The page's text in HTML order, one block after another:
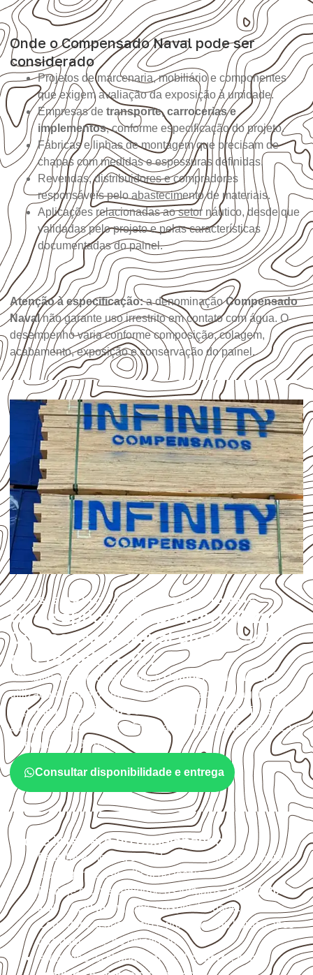
Onde o Compensado Naval pode ser
considerado
Projetos de marcenaria, mobiliário e componentes
que exigem avaliação da exposição à umidade.
Empresas de transporte, carrocerias e
implementos, conforme especificação do projeto.
Fábricas e linhas de montagem que precisam de
chapas com medidas e espessuras definidas.
Revendas, distribuidores e compradores
responsáveis pelo abastecimento de materiais.
Aplicações relacionadas ao setor náutico, desde que
validadas pelo projeto e pelas características
documentadas do painel.
Atenção à especificação:a denominaçãoCompensado
Navalnão garante uso irrestrito em contato com água. O
desempenho varia conforme composição, colagem,
acabamento, exposição e conservação do painel.
USOS E APLICAÇÕES PROFISSIONAIS
Quais aplicações podem utilizar
Compensado Naval em São João
da Fronteira – PI?
Em aplicações profissionais, oCompensado Navalé
utilizado quando o projeto exige atenção à colagem, à
exposição à umidade e à estabilidade dimensional . A
adequação deve ser confirmada conforme a ficha técnica e
as condições de uso.
Consultar disponibilidade e entrega
O que interfere no desempenho
Escolha a medida considerando aplicação, apoios,
montagem e especificação técnica.
Planeje o corte conforme os formatos1,60 × 2,20 m e
1,60 × 2,50 m, sujeitos à disponibilidade.
Considere acabamento e proteção das bordas após
qualquer corte ou usinagem.
Armazene as chapas em localcoberto, seco,